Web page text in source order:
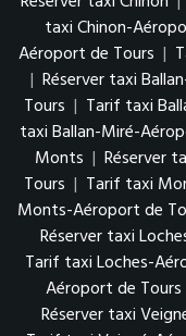
taxi Chinon-
Aéroport de Tours |
| Réserver taxi
Tours | Tarif taxi
taxi Ballan-Miré-
Monts | Réserver
Tours | Tarif taxi
Monts-Aéroport de
Réserver taxi
Tarif taxi Loches-
Aéroport de Tours
Réserver taxi